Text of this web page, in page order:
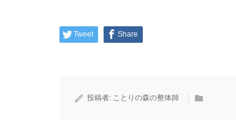
Tweet Share
投稿者: ことりの森の整体師